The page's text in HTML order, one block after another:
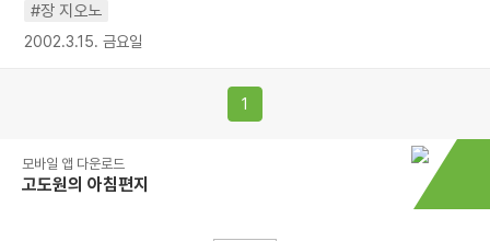
#장 지오노
2002.3.15. 금요일
1
모바일 앱 다운로드
고도원의 아침편지